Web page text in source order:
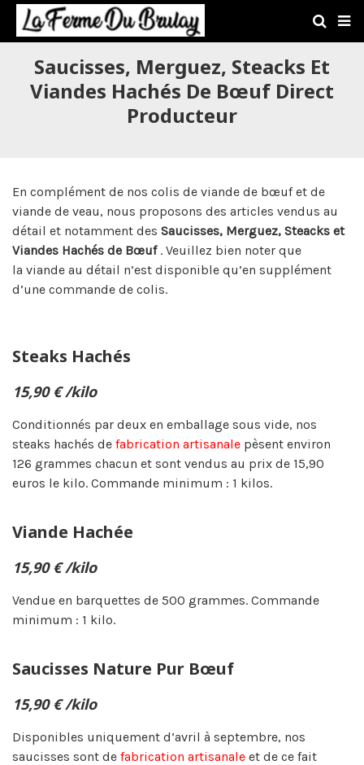
Saucisses, Merguez, Steacks Et
Viandes Hachés De Bœuf Direct
Producteur
En complément de nos colis de viande de bœuf et de
viande de veau, nous proposons des articles vendus au
détail et notamment des Saucisses, Merguez, Steacks et
Viandes Hachés de Bœuf. Veuillez bien noter que
la viande au détail n’est disponible qu’en supplément
d’une commande de colis.
Steaks Hachés
15,90 € /kilo
Conditionnés par deux en emballage sous vide, nos
steaks hachés de fabrication artisanale pèsent environ
126 grammes chacun et sont vendus au prix de 15,90
euros le kilo. Commande minimum : 1 kilos.
Viande Hachée
15,90 € /kilo
Vendue en barquettes de 500 grammes. Commande
minimum : 1 kilo.
Saucisses Nature Pur Bœuf
15,90 € /kilo
Disponibles uniquement d’avril à septembre, nos
saucisses sont de fabrication artisanale et de ce fait